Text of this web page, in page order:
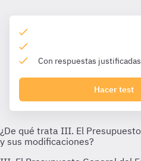
Con respuestas justificadas
Hacer test